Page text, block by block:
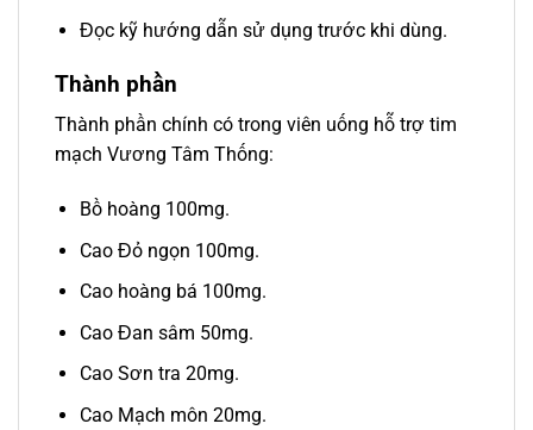
Đọc kỹ hướng dẫn sử dụng trước khi dùng.
Thành phần
Thành phần chính có trong viên uống hỗ trợ tim
mạch Vương Tâm Thống:
Bồ hoàng 100mg.
Cao Đỏ ngọn 100mg.
Cao hoàng bá 100mg.
Cao Đan sâm 50mg.
Cao Sơn tra 20mg.
Cao Mạch môn 20mg.